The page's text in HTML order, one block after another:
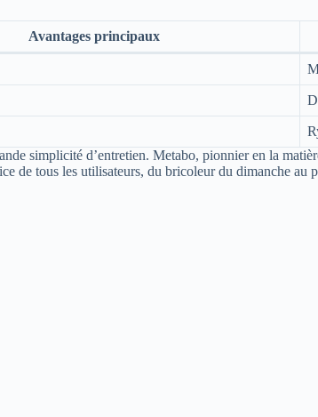
Avantages principaux
simplicité d’entretien. Metabo, pionnier en la
de tous les utilisateurs, du bricoleur du dimanche au